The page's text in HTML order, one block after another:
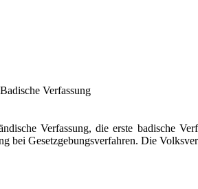
Badische Verfassung
Verfassung, die erste badische
Gesetzgebungsverfahren. Die